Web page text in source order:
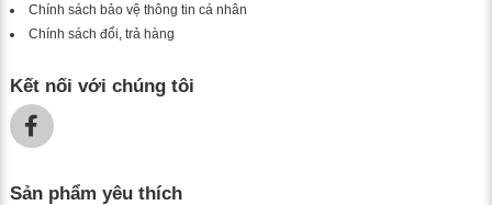
Chính sách bảo vệ thông tin cá nhân
Chính sách đổi, trả hàng
Kết nối với chúng tôi
Sản phẩm yêu thích